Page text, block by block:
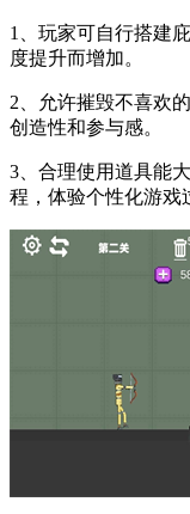
1、玩家可自行搭建
度提升而增加。
2、允许摧毁不喜欢
创造性和参与感。
3、合理使用道具能
程，体验个性化游戏